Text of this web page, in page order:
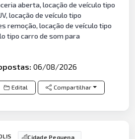
aberta, locação de veículo tipo
locação de veículo tipo
remoção, locação de veículo tipo
tipo carro de som para
06/08/2026
Edital Compartilhar
Cidade Pequena